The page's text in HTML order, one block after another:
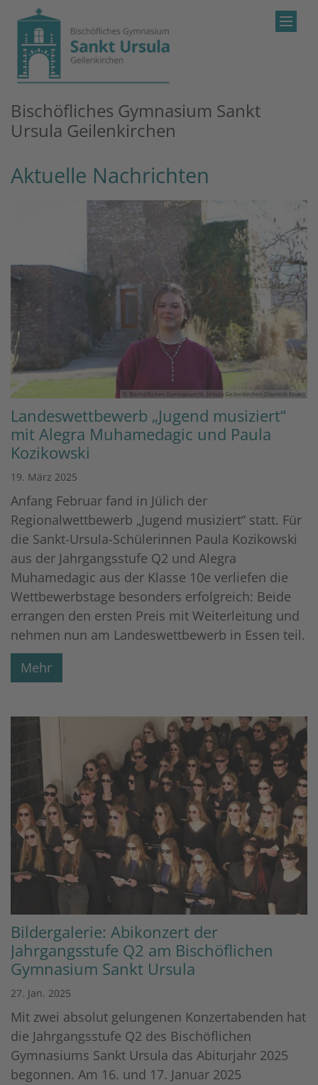
Zum Inhalt springen
Bischöfliches Gymnasium Sankt
Ursula Geilenkirchen
Aktuelle Nachrichten
© Bischöfliches Gymnasium St. Ursula Geilenkirchen (Dominik Esser)
Landeswettbewerb „Jugend musiziert“
mit Alegra Muhamedagic und Paula
Kozikowski
19. März 2025
Anfang Februar fand in Jülich der
Regionalwettbewerb „Jugend musiziert“ statt. Für
die Sankt-Ursula-Schülerinnen Paula Kozikowski
aus der Jahrgangsstufe Q2 und Alegra
Muhamedagic aus der Klasse 10e verliefen die
Wettbewerbstage besonders erfolgreich: Beide
errangen den ersten Preis mit Weiterleitung und
nehmen nun am Landeswettbewerb in Essen teil.
Mehr
Bildergalerie: Abikonzert der
Jahrgangsstufe Q2 am Bischöflichen
Gymnasium Sankt Ursula
27. Jan. 2025
Mit zwei absolut gelungenen Konzertabenden hat
die Jahrgangsstufe Q2 des Bischöflichen
Gymnasiums Sankt Ursula das Abiturjahr 2025
begonnen. Am 16. und 17. Januar 2025